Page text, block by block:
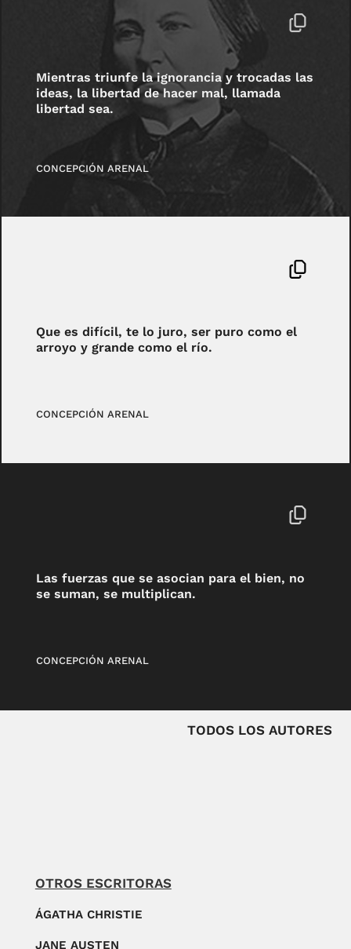
Mientras triunfe la ignorancia y trocadas las
ideas, la libertad de hacer mal, llamada
libertad sea.
CONCEPCIÓN ARENAL
Que es difícil, te lo juro, ser puro como el
arroyo y grande como el río.
CONCEPCIÓN ARENAL
Las fuerzas que se asocian para el bien, no
se suman, se multiplican.
CONCEPCIÓN ARENAL
TODOS LOS AUTORES
OTROS ESCRITORAS
ÁGATHA CHRISTIE
JANE AUSTEN